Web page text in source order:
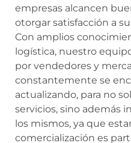
empresas alcancen
otorgar satisfacción a
Con amplios
logística, nuestro
por vendedores y
constantemente se
actualizando, para no
servicios, sino además
los mismos, ya que
comercialización es